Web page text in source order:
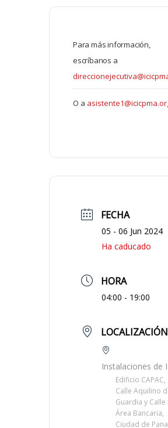
Para más información,
escríbanos a
O a
FECHA
05 - 06 Jun 2024
Ha caducado
HORA
04:00 - 19:00
LOCALIZACIÓN
Instalaciones de
Edificio CAPAC,
Calle Aquilino
Guardia y Calle
Área Bancaria,
Ciudad de